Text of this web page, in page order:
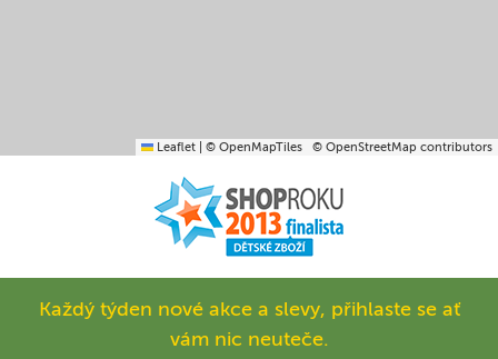
Leaflet © OpenMapTiles © OpenStreetMap contributors
Každý týden nové akce a slevy, přihlaste se ať
vám nic neuteče.